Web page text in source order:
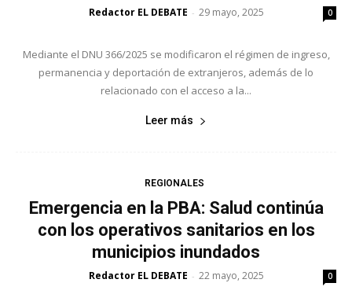
Redactor EL DEBATE - 29 mayo, 2025 0
Mediante el DNU 366/2025 se modificaron el régimen de ingreso,
permanencia y deportación de extranjeros, además de lo
relacionado con el acceso a la...
Leer más
REGIONALES
Emergencia en la PBA: Salud continúa
con los operativos sanitarios en los
municipios inundados
Redactor EL DEBATE - 22 mayo, 2025 0